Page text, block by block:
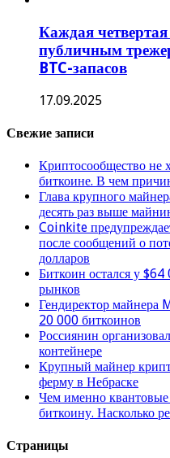
Каждая
публичным
BTC-запасов
17.09.2025
Свежие записи
Криптосообщество не
биткоине. В чем
Глава крупного
десять раз выше
Coinkite
после сообщений о
долларов
Биткоин остался у $64
рынков
Гендиректор майнера
20 000 биткоинов
Россиянин
контейнере
Крупный майнер
ферму в Небраске
Чем именно
биткоину. Насколько
Страницы